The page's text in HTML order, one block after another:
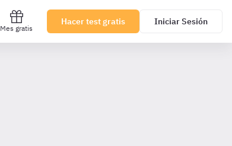
Mes gratis
Hacer test gratis Iniciar Sesión